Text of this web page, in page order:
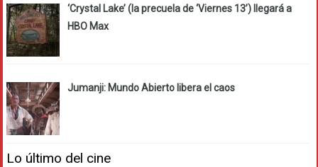
‘Crystal Lake’ (la precuela de ‘Viernes 13’) llegará a
HBO Max
Jumanji: Mundo Abierto libera el caos
Lo último del cine